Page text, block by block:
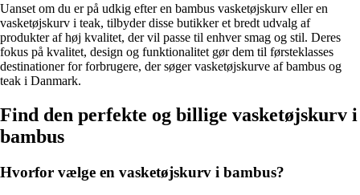
Uanset om du er på udkig efter en bambus vasketøjskurv eller en
vasketøjskurv i teak, tilbyder disse butikker et bredt udvalg af
produkter af høj kvalitet, der vil passe til enhver smag og stil. Deres
fokus på kvalitet, design og funktionalitet gør dem til førsteklasses
destinationer for forbrugere, der søger vasketøjskurve af bambus og
teak i Danmark.
Find den perfekte og billige vasketøjskurv i
bambus
Hvorfor vælge en vasketøjskurv i bambus?